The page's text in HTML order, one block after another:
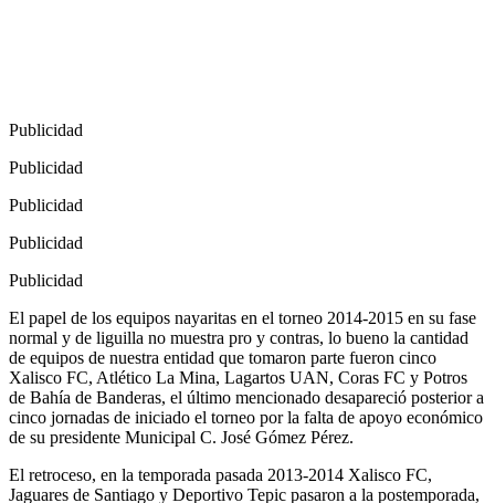
Publicidad
Publicidad
Publicidad
Publicidad
Publicidad
El papel de los equipos nayaritas en el torneo 2014-2015 en su fase
normal y de liguilla no muestra pro y contras, lo bueno la cantidad
de equipos de nuestra entidad que tomaron parte fueron cinco
Xalisco FC, Atlético La Mina, Lagartos UAN, Coras FC y Potros
de Bahía de Banderas, el último mencionado desapareció posterior a
cinco jornadas de iniciado el torneo por la falta de apoyo económico
de su presidente Municipal C. José Gómez Pérez.
El retroceso, en la temporada pasada 2013-2014 Xalisco FC,
Jaguares de Santiago y Deportivo Tepic pasaron a la postemporada,